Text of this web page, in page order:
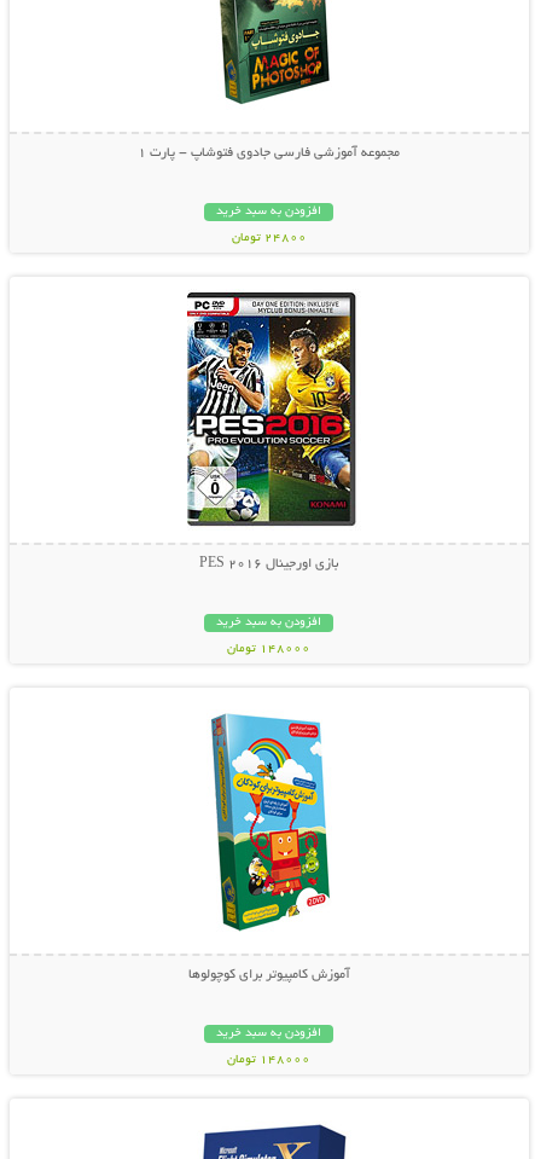
مجموعه آموزشی فارسی جادوی فتوشاپ - پارت 1
افزودن به سبد خرید
24800 تومان
نمایش توضیحات بیشتر
بازی اورجینال PES 2016
افزودن به سبد خرید
148000 تومان
نمایش توضیحات بیشتر
آموزش کامپیوتر برای کوچولوها
افزودن به سبد خرید
148000 تومان
نمایش توضیحات بیشتر